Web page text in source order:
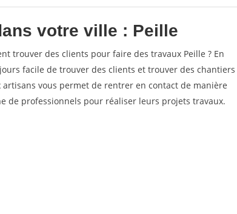
votre ville : Peille
trouver des clients pour faire des travaux Peille ? En
facile de trouver des clients et trouver des chantiers
vous permet de rentrer en contact de manière
de professionnels pour réaliser leurs projets travaux.